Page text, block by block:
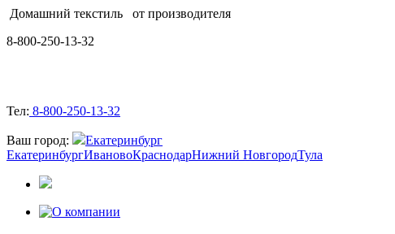
Домашний текстиль от производителя
8-800-250-13-32
Тел: 8-800-250-13-32
Ваш город:
Екатеринбург
ЕкатеринбургИвановоКраснодарНижний НовгородТула